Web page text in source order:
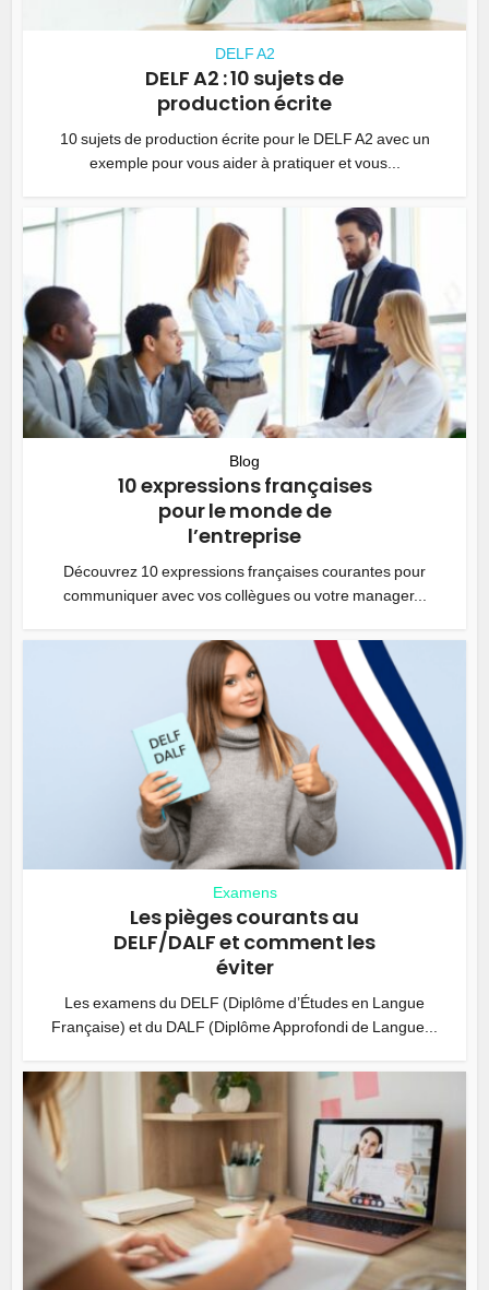
DELF A2
DELF A2 : 10 sujets de
production écrite
10 sujets de production écrite pour le DELF A2 avec un
exemple pour vous aider à pratiquer et vous...
Blog
10 expressions françaises
pour le monde de
l’entreprise
Découvrez 10 expressions françaises courantes pour
communiquer avec vos collègues ou votre manager...
Examens
Les pièges courants au
DELF/DALF et comment les
éviter
Les examens du DELF (Diplôme d’Études en Langue
Française) et du DALF (Diplôme Approfondi de Langue...